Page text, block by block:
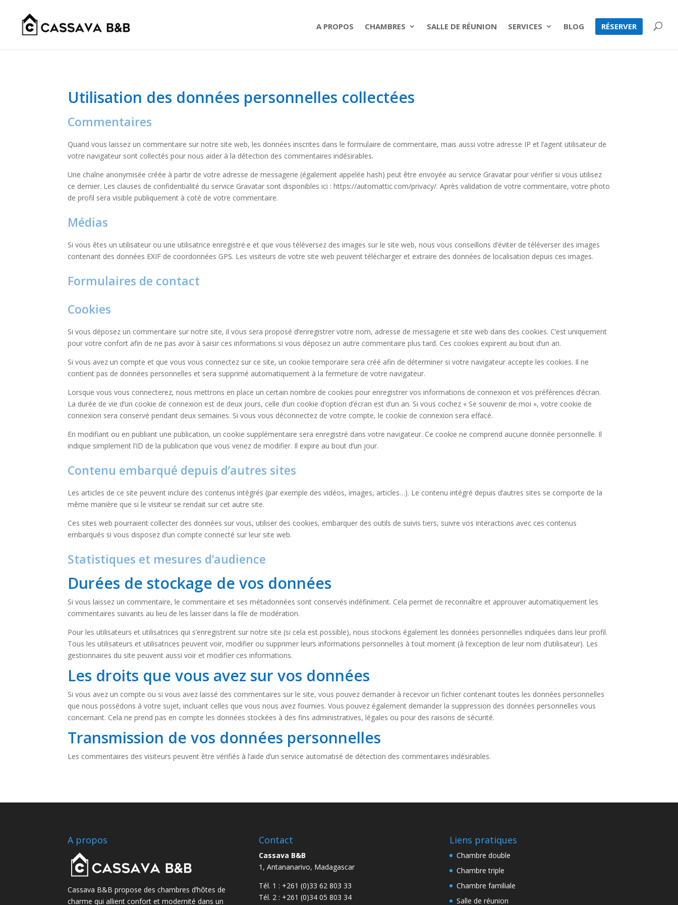
A PROPOS CHAMBRES SALLE DE RÉUNION SERVICES BLOG RÉSERVER
Utilisation des données personnelles collectées
Commentaires
Quand vous laissez un commentaire sur notre site web, les données inscrites dans le formulaire de commentaire, mais aussi votre adresse IP et l’agent utilisateur de
votre navigateur sont collectés pour nous aider à la détection des commentaires indésirables.
Une chaîne anonymisée créée à partir de votre adresse de messagerie (également appelée hash) peut être envoyée au service Gravatar pour vérifier si vous utilisez
ce dernier. Les clauses de confidentialité du service Gravatar sont disponibles ici : https://automattic.com/privacy/. Après validation de votre commentaire, votre photo
de profil sera visible publiquement à coté de votre commentaire.
Médias
Si vous êtes un utilisateur ou une utilisatrice enregistré·e et que vous téléversez des images sur le site web, nous vous conseillons d’éviter de téléverser des images
contenant des données EXIF de coordonnées GPS. Les visiteurs de votre site web peuvent télécharger et extraire des données de localisation depuis ces images.
Formulaires de contact
Cookies
Si vous déposez un commentaire sur notre site, il vous sera proposé d’enregistrer votre nom, adresse de messagerie et site web dans des cookies. C’est uniquement
pour votre confort afin de ne pas avoir à saisir ces informations si vous déposez un autre commentaire plus tard. Ces cookies expirent au bout d’un an.
Si vous avez un compte et que vous vous connectez sur ce site, un cookie temporaire sera créé afin de déterminer si votre navigateur accepte les cookies. Il ne
contient pas de données personnelles et sera supprimé automatiquement à la fermeture de votre navigateur.
Lorsque vous vous connecterez, nous mettrons en place un certain nombre de cookies pour enregistrer vos informations de connexion et vos préférences d’écran.
La durée de vie d’un cookie de connexion est de deux jours, celle d’un cookie d’option d’écran est d’un an. Si vous cochez « Se souvenir de moi », votre cookie de
connexion sera conservé pendant deux semaines. Si vous vous déconnectez de votre compte, le cookie de connexion sera effacé.
En modifiant ou en publiant une publication, un cookie supplémentaire sera enregistré dans votre navigateur. Ce cookie ne comprend aucune donnée personnelle. Il
indique simplement l’ID de la publication que vous venez de modifier. Il expire au bout d’un jour.
Contenu embarqué depuis d’autres sites
Les articles de ce site peuvent inclure des contenus intégrés (par exemple des vidéos, images, articles…). Le contenu intégré depuis d’autres sites se comporte de la
même manière que si le visiteur se rendait sur cet autre site.
Ces sites web pourraient collecter des données sur vous, utiliser des cookies, embarquer des outils de suivis tiers, suivre vos interactions avec ces contenus
embarqués si vous disposez d’un compte connecté sur leur site web.
Statistiques et mesures d’audience
Durées de stockage de vos données
Si vous laissez un commentaire, le commentaire et ses métadonnées sont conservés indéfiniment. Cela permet de reconnaître et approuver automatiquement les
commentaires suivants au lieu de les laisser dans la file de modération.
Pour les utilisateurs et utilisatrices qui s’enregistrent sur notre site (si cela est possible), nous stockons également les données personnelles indiquées dans leur profil.
Tous les utilisateurs et utilisatrices peuvent voir, modifier ou supprimer leurs informations personnelles à tout moment (à l’exception de leur nom d’utilisateur). Les
gestionnaires du site peuvent aussi voir et modifier ces informations.
Les droits que vous avez sur vos données
Si vous avez un compte ou si vous avez laissé des commentaires sur le site, vous pouvez demander à recevoir un fichier contenant toutes les données personnelles
que nous possédons à votre sujet, incluant celles que vous nous avez fournies. Vous pouvez également demander la suppression des données personnelles vous
concernant. Cela ne prend pas en compte les données stockées à des fins administratives, légales ou pour des raisons de sécurité.
Transmission de vos données personnelles
Les commentaires des visiteurs peuvent être vérifiés à l’aide d’un service automatisé de détection des commentaires indésirables.
A propos
Cassava B&B propose des chambres d’hôtes de
charme qui allient confort et modernité dans un
Contact
Cassava B&B
1, Antananarivo, Madagascar
Tél. 1 : +261 (0)33 62 803 33
Tél. 2 : +261 (0)34 05 803 34
Liens pratiques
Chambre double
Chambre triple
Chambre familiale
Salle de réunion